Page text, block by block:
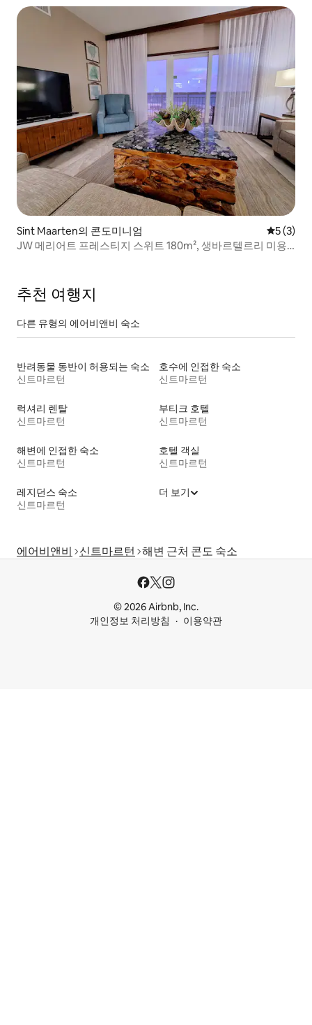
Sint Maarten의 콘도미니엄 평점 5점
5 (3)
JW 메리어트 프레스티지 스위트 180m², 생바르텔르리 미용
추천 여행지
다른 유형의 에어비앤비 숙소
반려동물 동반이 허용되는 숙소
신트마르턴
호수에 인접한 숙소
신트마르턴
럭셔리 렌탈
신트마르턴
부티크 호텔
신트마르턴
해변에 인접한 숙소
신트마르턴
호텔 객실
신트마르턴
레지던스 숙소
신트마르턴
더 보기
에어비앤비 신트마르턴 해변 근처 콘도 숙소
© 2026 Airbnb, Inc.
개인정보 처리방침
이용약관